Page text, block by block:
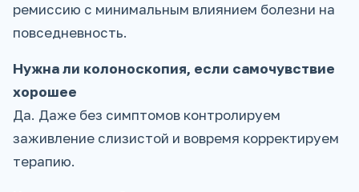
ремиссию с минимальным влиянием болезни на
повседневность.
Нужна ли колоноскопия, если самочувствие
хорошее
Да. Даже без симптомов контролируем
заживление слизистой и вовремя корректируем
терапию.